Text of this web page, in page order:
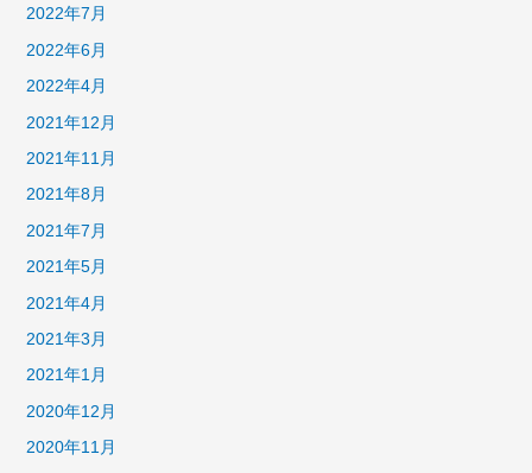
2022年7月
2022年6月
2022年4月
2021年12月
2021年11月
2021年8月
2021年7月
2021年5月
2021年4月
2021年3月
2021年1月
2020年12月
2020年11月